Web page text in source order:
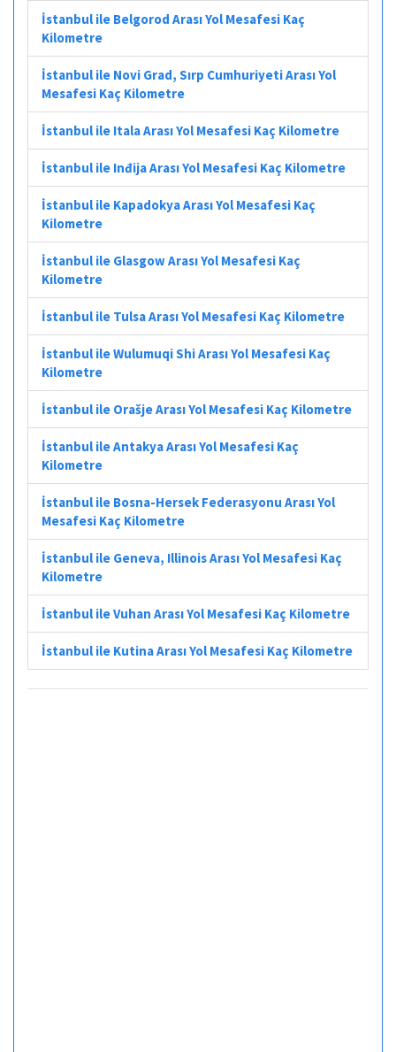
İstanbul ile Belgorod Arası Yol Mesafesi Kaç
Kilometre
İstanbul ile Novi Grad, Sırp Cumhuriyeti Arası Yol
Mesafesi Kaç Kilometre
İstanbul ile Itala Arası Yol Mesafesi Kaç Kilometre
İstanbul ile Inđija Arası Yol Mesafesi Kaç Kilometre
İstanbul ile Kapadokya Arası Yol Mesafesi Kaç
Kilometre
İstanbul ile Glasgow Arası Yol Mesafesi Kaç
Kilometre
İstanbul ile Tulsa Arası Yol Mesafesi Kaç Kilometre
İstanbul ile Wulumuqi Shi Arası Yol Mesafesi Kaç
Kilometre
İstanbul ile Orašje Arası Yol Mesafesi Kaç Kilometre
İstanbul ile Antakya Arası Yol Mesafesi Kaç
Kilometre
İstanbul ile Bosna-Hersek Federasyonu Arası Yol
Mesafesi Kaç Kilometre
İstanbul ile Geneva, Illinois Arası Yol Mesafesi Kaç
Kilometre
İstanbul ile Vuhan Arası Yol Mesafesi Kaç Kilometre
İstanbul ile Kutina Arası Yol Mesafesi Kaç Kilometre